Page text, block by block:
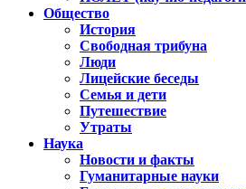
Общество
История
Свободная трибуна
Люди
Лицейские беседы
Семья и дети
Путешествие
Утраты
Наука
Новости и факты
Гуманитарные науки